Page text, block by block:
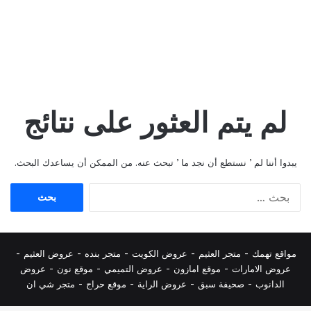
لم يتم العثور على نتائج
يبدوا أننا لم ’ نستطع أن نجد ما ’ تبحث عنه. من الممكن أن يساعدك البحث.
مواقع تهمك - متجر العثيم - عروض الكويت - متجر بنده - عروض العثيم -
عروض الامارات - موقع امازون - عروض التميمي - موقع نون - عروض
الدانوب - صحيفة سبق - عروض الراية - موقع حراج - متجر شي ان